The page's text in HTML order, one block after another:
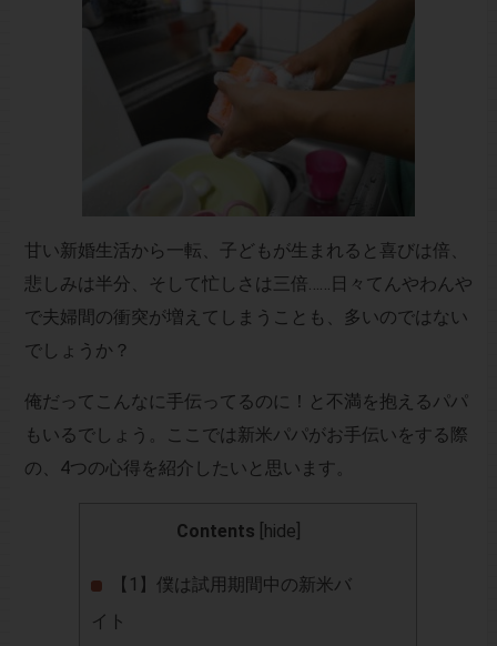
甘い新婚生活から一転、子どもが生まれると喜びは倍、
悲しみは半分、そして忙しさは三倍……日々てんやわんや
で夫婦間の衝突が増えてしまうことも、多いのではない
でしょうか？
俺だってこんなに手伝ってるのに！と不満を抱えるパパ
もいるでしょう。ここでは新米パパがお手伝いをする際
の、4つの心得を紹介したいと思います。
Contents hide
【1】僕は試用期間中の新米バ
イト